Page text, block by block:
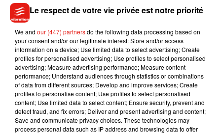
Musique
Le respect de votre vie privée est notre priorité
We and our (447) partnersdo the following data processing based on
your consent and/or our legitimate interest: Store and/or access
information on a device; Use limited data to select advertising; Create
profiles for personalised advertising; Use profiles to select personalised
advertising; Measure advertising performance; Measure content
performance; Understand audiences through statistics or combinations
of data from different sources; Develop and improve services; Create
profiles to personalise content; Use profiles to select personalised
content; Use limited data to select content; Ensure security, prevent and
detect fraud, and fix errors; Deliver and present advertising and content;
Save and communicate privacy choices. These technologies may
process personal data such as IP address and browsing data to offer